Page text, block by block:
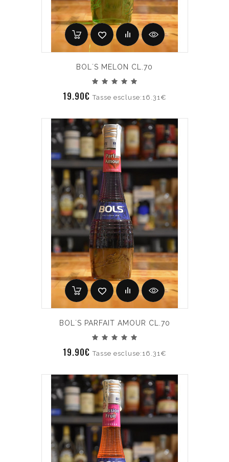
BOL´S MELON CL.70
19.90€Tasse escluse:16.31€
BOL´S PARFAIT AMOUR CL.70
19.90€Tasse escluse:16.31€